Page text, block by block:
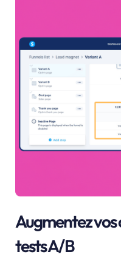
Augmentez vos
tests A/B